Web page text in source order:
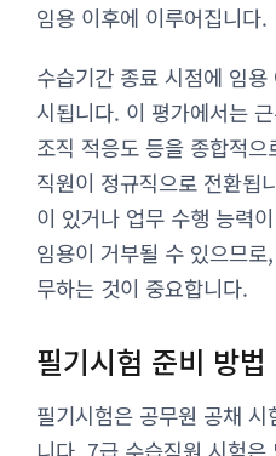
임용 이후에 이루어집니다.
수습기간 종료 시점에 임
시됩니다. 이 평가에서는
조직 적응도 등을 종합적
직원이 정규직으로 전환됩
이 있거나 업무 수행 능력
임용이 거부될 수 있으므
무하는 것이 중요합니다.
필기시험 준비 방법
필기시험은 공무원 공채